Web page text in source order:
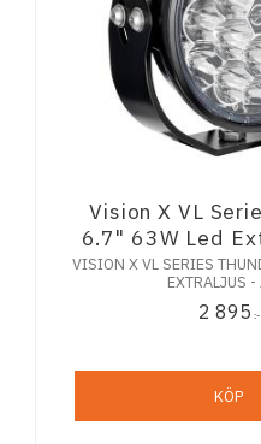
Vision X VL
6.7" 63W Led
VISION X VL SERIES
EXTRALJUS -
2 895 :-
KÖP